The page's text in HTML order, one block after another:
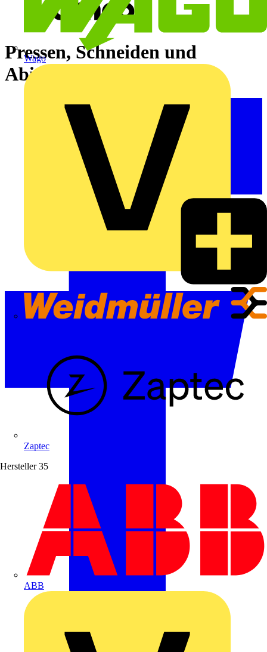
Wago
Zaptec
Hersteller 35
ABB
Pressen, Schneiden und
Abisolieren